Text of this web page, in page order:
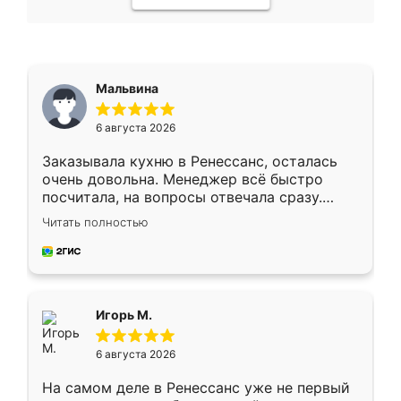
Мальвина
6 августа 2026
Заказывала кухню в Ренессанс, осталась
очень довольна. Менеджер всё быстро
посчитала, на вопросы отвечала сразу.
Замерщик приехал в субботу, подошёл к
делу со всей ответственностью. Собрали
за день, ребята работали аккуратно, даже
Читать полностью
Игорь М.
6 августа 2026
На самом деле в Ренессанс уже не первый